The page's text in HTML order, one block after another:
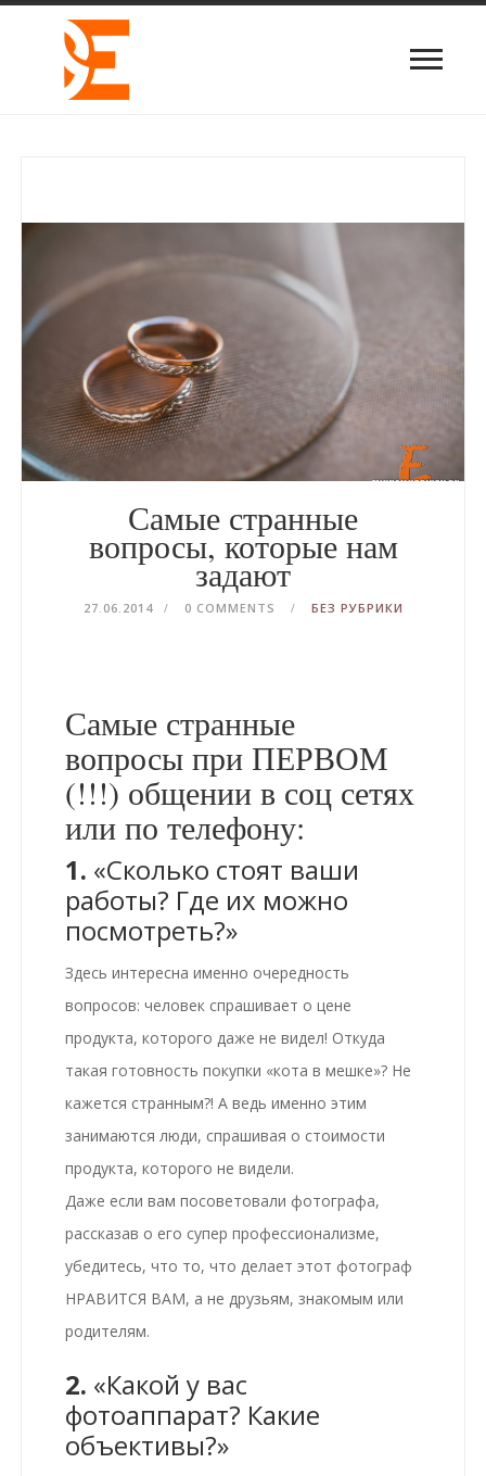
Самые странные
вопросы, которые нам
задают
27.06.2014 0 COMMENTS БЕЗ РУБРИКИ
Самые странные
вопросы при ПЕРВОМ
(!!!) общении в соц сетях
или по телефону:
1. «Сколько стоят ваши
работы? Где их можно
посмотреть?»
Здесь интересна именно очередность
вопросов: человек спрашивает о цене
продукта, которого даже не видел! Откуда
такая готовность покупки «кота в мешке»? Не
кажется странным?! А ведь именно этим
занимаются люди, спрашивая о стоимости
продукта, которого не видели.
Даже если вам посоветовали фотографа,
рассказав о его супер профессионализме,
убедитесь, что то, что делает этот фотограф
НРАВИТСЯ ВАМ, а не друзьям, знакомым или
родителям.
2. «Какой у вас
фотоаппарат? Какие
объективы?»